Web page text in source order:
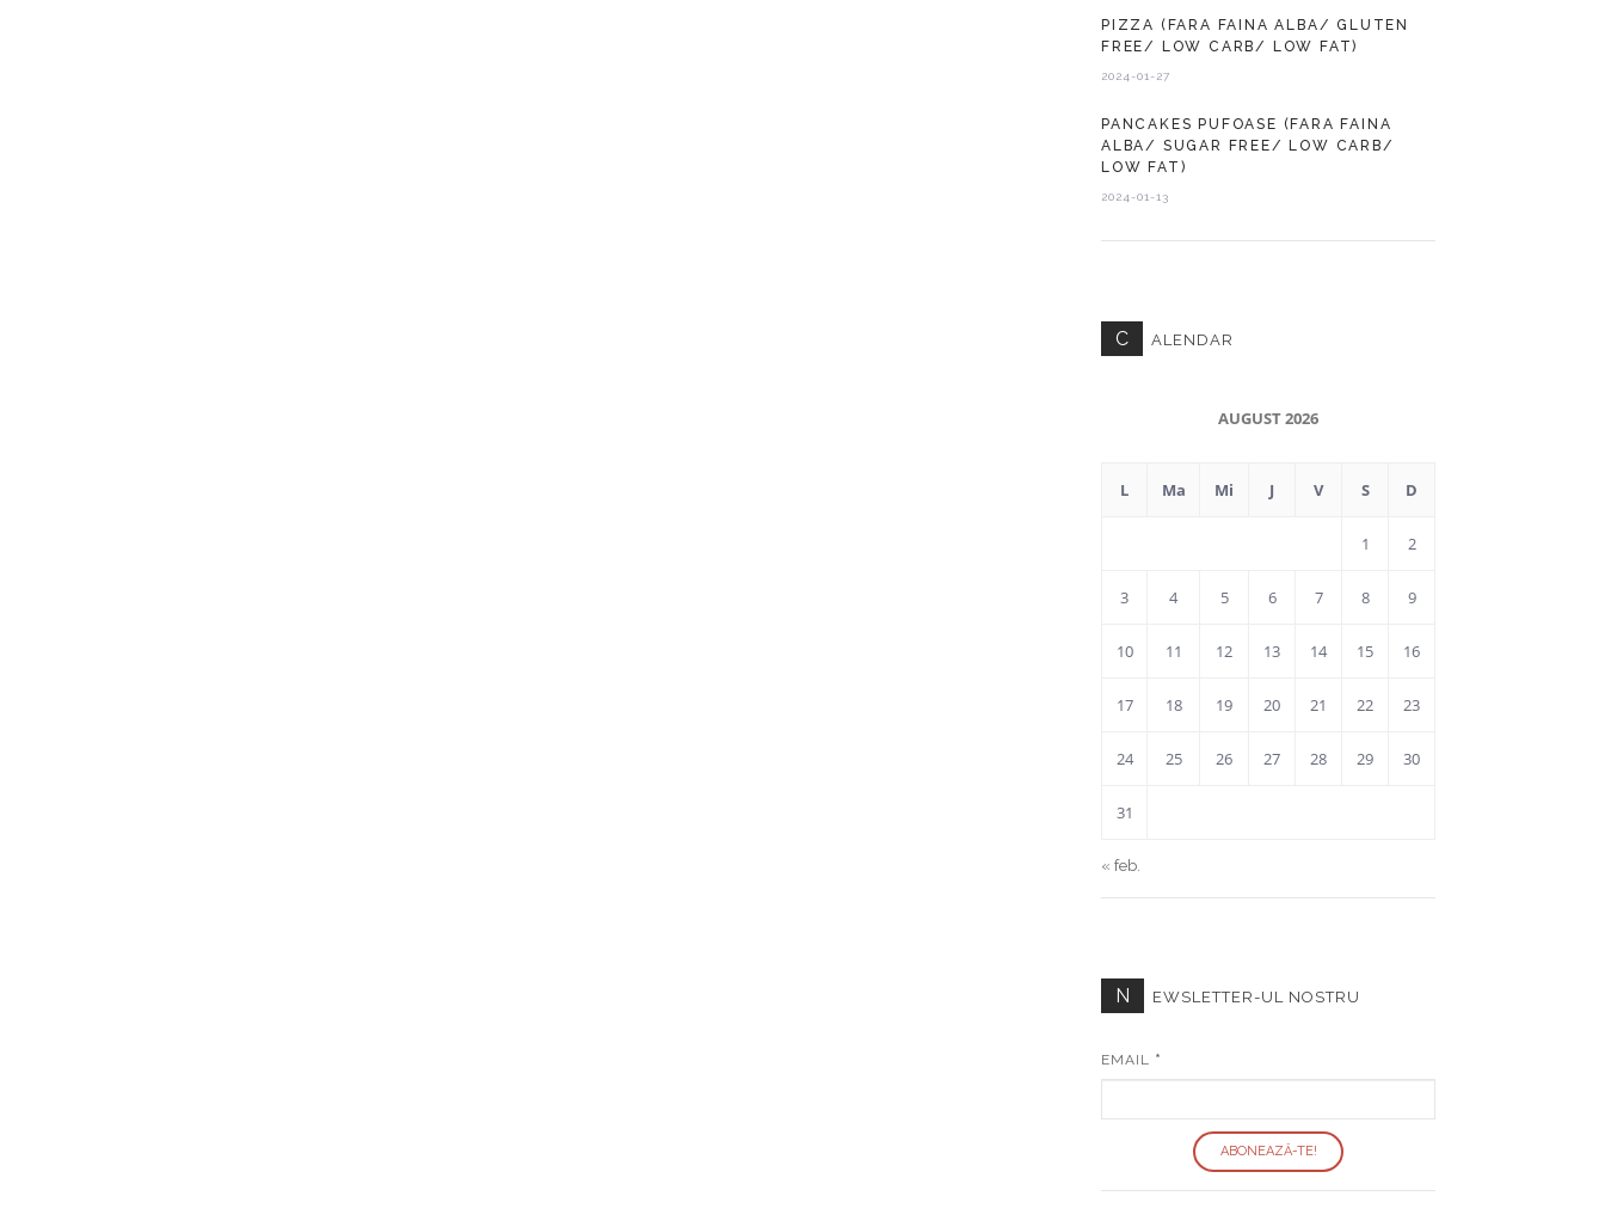
PIZZA (FARA FAINA ALBA/ GLUTEN
FREE/ LOW CARB/ LOW FAT)
2024-01-27
PANCAKES PUFOASE (FARA FAINA
ALBA/ SUGAR FREE/ LOW CARB/
LOW FAT)
2024-01-13
C ALENDAR
AUGUST 2026
L Ma Mi J V S D
1 2
3 4 5 6 7 8 9
10 11 12 13 14 15 16
17 18 19 20 21 22 23
24 25 26 27 28 29 30
31
« feb.
N EWSLETTER-UL NOSTRU
EMAIL *